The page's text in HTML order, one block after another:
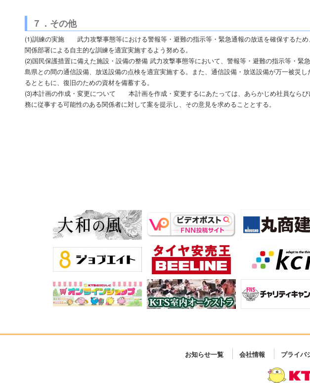
７．その他
(1)訓練の実施 武力攻撃事態等における警報等・避難の指示等・緊急通報の放送を確保するため
関係部署による自主的な訓練を適宜実施するよう努める。
(2)国民保護措置に備えた施設・設備の整備 武力攻撃事態等において、警報等・避難の指示等・緊
島県との間の通信設備、放送設備の点検を適宜実施する。また、通信設備・放送設備が万一被災
るとともに、復旧のための資材を備蓄する。
(3)本計画の作成・変更について 本計画を作成・変更するにあたっては、あらかじめ社員なら
務に従事する可能性のある関係者に対して案を提示し、その意見を求めることとする。
お知らせ一覧 会社情報 プライバ